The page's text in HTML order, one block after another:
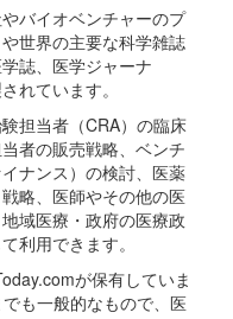
バイオベンチャーのプ
世界の主要な科学雑誌
誌、医学ジャーナ
れています。
担当者（CRA）の臨床
者の販売戦略、ベンチ
ナンス）の検討、医薬
略、医師やその他の医
域医療・政府の医療政
利用できます。
が保有していま
も一般的なもので、医